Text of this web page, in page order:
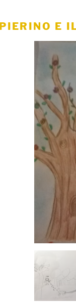
PIERINO E